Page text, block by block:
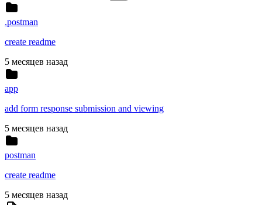
.postman
create readme
5 месяцев назад
app
add form response submission and viewing
5 месяцев назад
postman
create readme
5 месяцев назад